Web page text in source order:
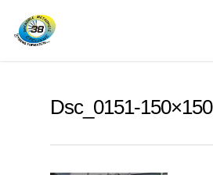
Dsc_0151-150×150